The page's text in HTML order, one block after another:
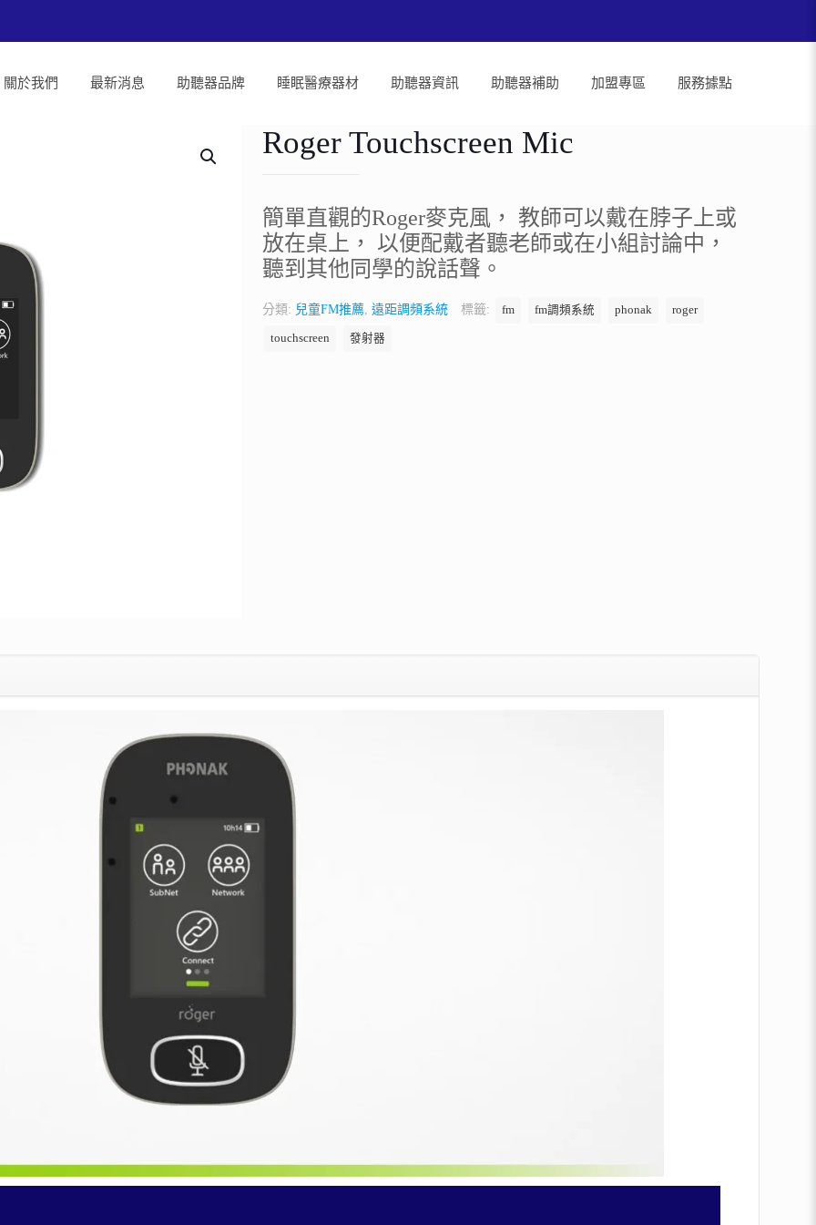
關於我們 最新消息 助聽器品牌 睡眠醫療器材 助聽器資訊 助聽器補助 加盟專區 服務據點
Roger Touchscreen Mic
簡單直觀的Roger麥克風， 教師可以戴在脖子上或
放在桌上， 以便配戴者聽老師或在小組討論中，
聽到其他同學的說話聲。
分類: 兒童FM推薦, 遠距調頻系統 標籤: fm fm調頻系統 phonak roger
touchscreen 發射器